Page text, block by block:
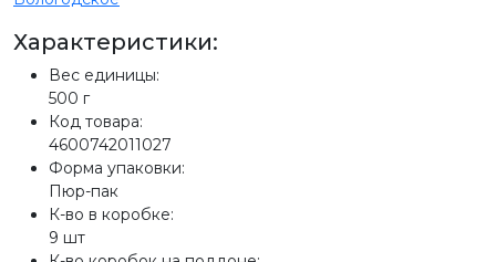
Характеристики:
Вес единицы:
500 г
Код товара:
4600742011027
Форма упаковки:
Пюр-пак
К-во в коробке:
9 шт